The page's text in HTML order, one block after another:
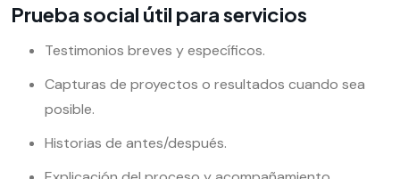
Prueba social útil para servicios
Testimonios breves y específicos.
Capturas de proyectos o resultados cuando sea
posible.
Historias de antes/después.